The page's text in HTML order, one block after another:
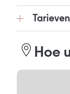
Tarieven
Hoe